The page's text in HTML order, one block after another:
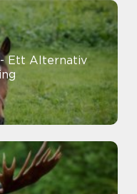
Ett Alternativ